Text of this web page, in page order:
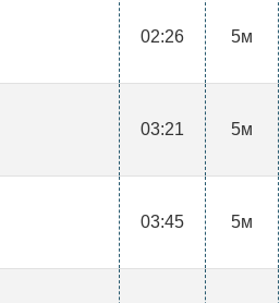
02:26 5м
03:21 5м
03:45 5м